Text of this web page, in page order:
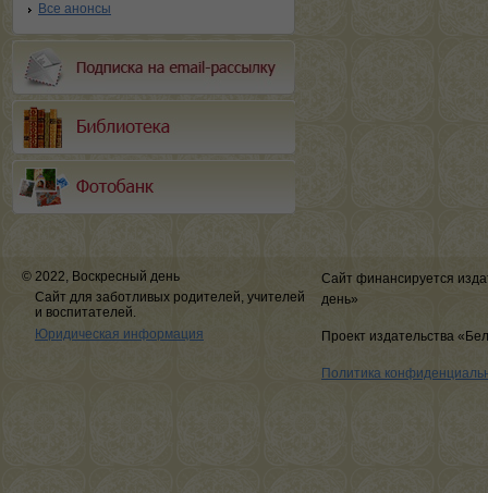
Все анонсы
© 2022, Воскресный день
Сайт для заботливых родителей, учителей
и воспитателей.
Юридическая информация
Сайт финансируется
день»
Проект издательства
Политика